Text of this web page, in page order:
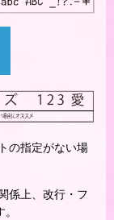
の指定がない場
係上、改行・フ